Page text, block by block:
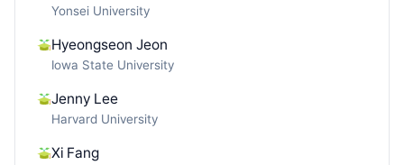
Yonsei University
Hyeongseon Jeon
Iowa State University
Jenny Lee
Harvard University
Xi Fang